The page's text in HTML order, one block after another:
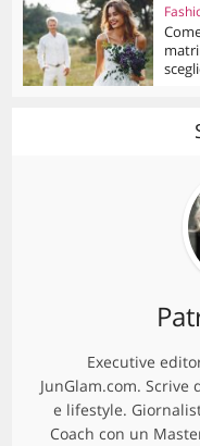
Executive
JunGlam.com.
e lifestyle.
Coach con un